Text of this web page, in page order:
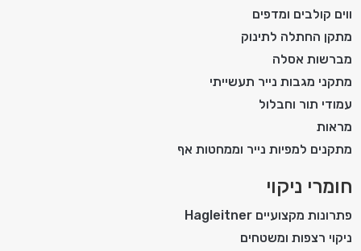
ווים קולבים ומדפים
מתקן החתלה לתינוק
מברשות אסלה
מתקני מגבות נייר תעשייתי
עמודי תור וחבלול
מראות
מתקנים למפיות נייר וממחטות אף
חומרי ניקוי
פתרונות מקצועיים Hagleitner
ניקוי רצפות ומשטחים